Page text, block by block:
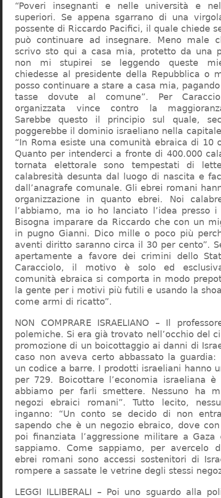
“Poveri insegnanti e nelle università e
superiori. Se appena sgarrano di una
possente di Riccardo Pacifici, il quale chiede
può continuare ad insegnare. Meno male
scrivo sto qui a casa mia, protetto da una
non mi stupirei se leggendo queste
chiedesse al presidente della Repubblica o
posso continuare a stare a casa mia,
tasse dovute al comune”. Per
organizzata vince contro la
Sarebbe questo il principio sul quale,
poggerebbe il dominio israeliano nella
“In Roma esiste una comunità ebraica di 10
Quanto per intenderci a fronte di 400.000
tornata elettorale sono tempestati di
calabresità desunta dal luogo di nascita e
dall’anagrafe comunale. Gli ebrei romani
organizzazione in quanto ebrei. Noi
l’abbiamo, ma io ho lanciato l’idea presso
Bisogna imparare da Riccardo che con un
in pugno Gianni. Dico mille o poco più
aventi diritto saranno circa il 30 per cento”.
apertamente a favore dei crimini dello
Caracciolo, il motivo è solo ed
comunità ebraica si comporta in modo
la gente per i motivi più futili e usando la
come armi di ricatto”.
NON COMPRARE ISRAELIANO – Il
polemiche. Si era già trovato nell’occhio del
promozione di un boicottaggio ai danni di
caso non aveva certo abbassato la guardia:
un codice a barre. I prodotti israeliani hanno
per 729. Boicottare l’economia israeliana è
abbiamo per farli smettere. Nessuno ha
negozi ebraici romani”. Tutto lecito,
inganno: “Un conto se decido di non
sapendo che è un negozio ebraico, dove
poi finanziata l’aggressione militare a
sappiamo. Come sappiamo, per avercelo
ebrei romani sono accessi sostenitori di
rompere a sassate le vetrine degli stessi
LEGGI ILLIBERALI – Poi uno sguardo alla